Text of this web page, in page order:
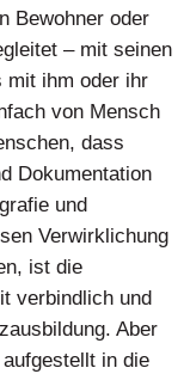
Bewohner oder
– mit seinen
mit ihm oder ihr
von Mensch
dass
Dokumentation
und
Verwirklichung
ist die
verbindlich und
Aber
in die